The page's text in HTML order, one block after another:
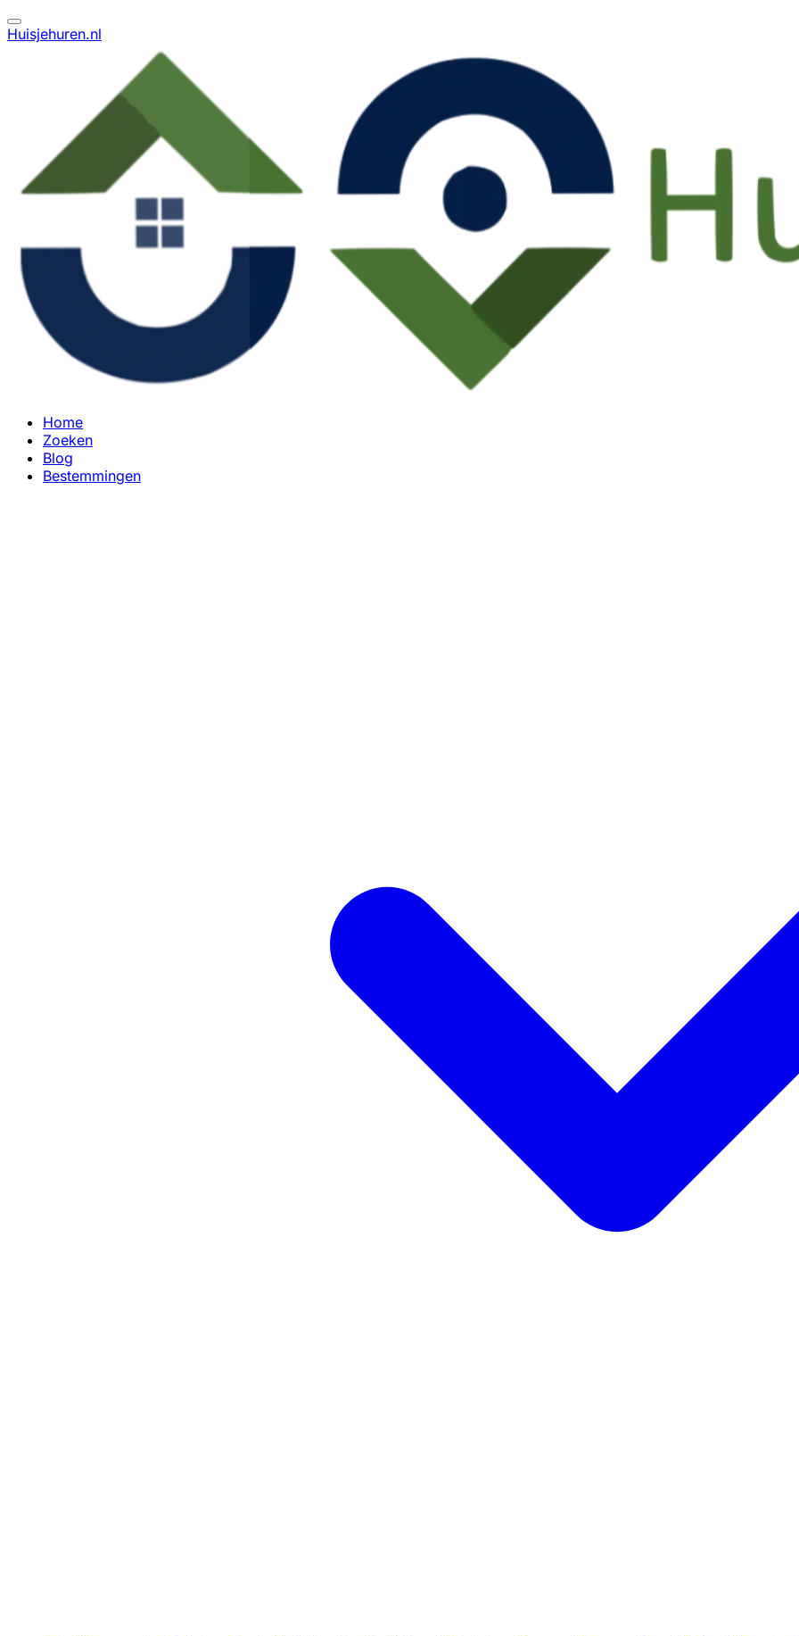
Huisjehuren.nl
Home
Zoeken
Blog
Bestemmingen